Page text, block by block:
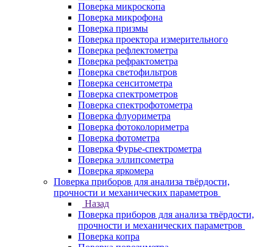
Поверка микроскопа
Поверка микрофона
Поверка призмы
Поверка проектора измерительного
Поверка рефлектометра
Поверка рефрактометра
Поверка светофильтров
Поверка сенситометра
Поверка спектрометров
Поверка спектрофотометра
Поверка флуориметра
Поверка фотоколориметра
Поверка фотометра
Поверка Фурье-спектрометра
Поверка эллипсометра
Поверка яркомера
Поверка приборов для анализа твёрдости,
прочности и механических параметров
Назад
Поверка приборов для анализа твёрдости,
прочности и механических параметров
Поверка копра